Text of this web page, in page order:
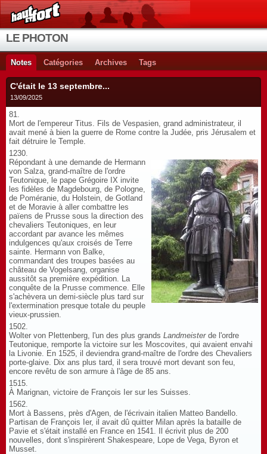
LE PHOTON
Notes Catégories Archives Tags
C'était le 13 septembre...
13/09/2025
81.
Mort de l'empereur Titus. Fils de Vespasien, grand administrateur, il
avait mené à bien la guerre de Rome contre la Judée, pris Jérusalem et
fait détruire le Temple.
1230.
Répondant à une demande de Hermann
von Salza, grand-maître de l'ordre
Teutonique, le pape Grégoire IX invite
les fidèles de Magdebourg, de Pologne,
de Poméranie, du Holstein, de Gotland
et de Moravie à aller combattre les
païens de Prusse sous la direction des
chevaliers Teutoniques, en leur
accordant par avance les mêmes
indulgences qu'aux croisés de Terre
sainte. Hermann von Balke,
commandant des troupes basées au
château de Vogelsang, organise
aussitôt sa première expédition. La
conquête de la Prusse commence. Elle
s'achèvera un demi-siècle plus tard sur
l'extermination presque totale du peuple
vieux-prussien.
1502.
Wolter von Plettenberg, l'un des plus grands Landmeisterde l'ordre
Teutonique, remporte la victoire sur les Moscovites, qui avaient envahi
la Livonie. En 1525, il deviendra grand-maître de l'ordre des Chevaliers
porte-glaive. Dix ans plus tard, il sera trouvé mort devant son feu,
encore revêtu de son armure à l'âge de 85 ans.
1515.
À Marignan, victoire de François Ier sur les Suisses.
1562.
Mort à Bassens, près d'Agen, de l'écrivain italien Matteo Bandello.
Partisan de François Ier, il avait dû quitter Milan après la bataille de
Pavie et s'était installé en France en 1541. Il écrivit plus de 200
nouvelles, dont s'inspirèrent Shakespeare, Lope de Vega, Byron et
Musset.